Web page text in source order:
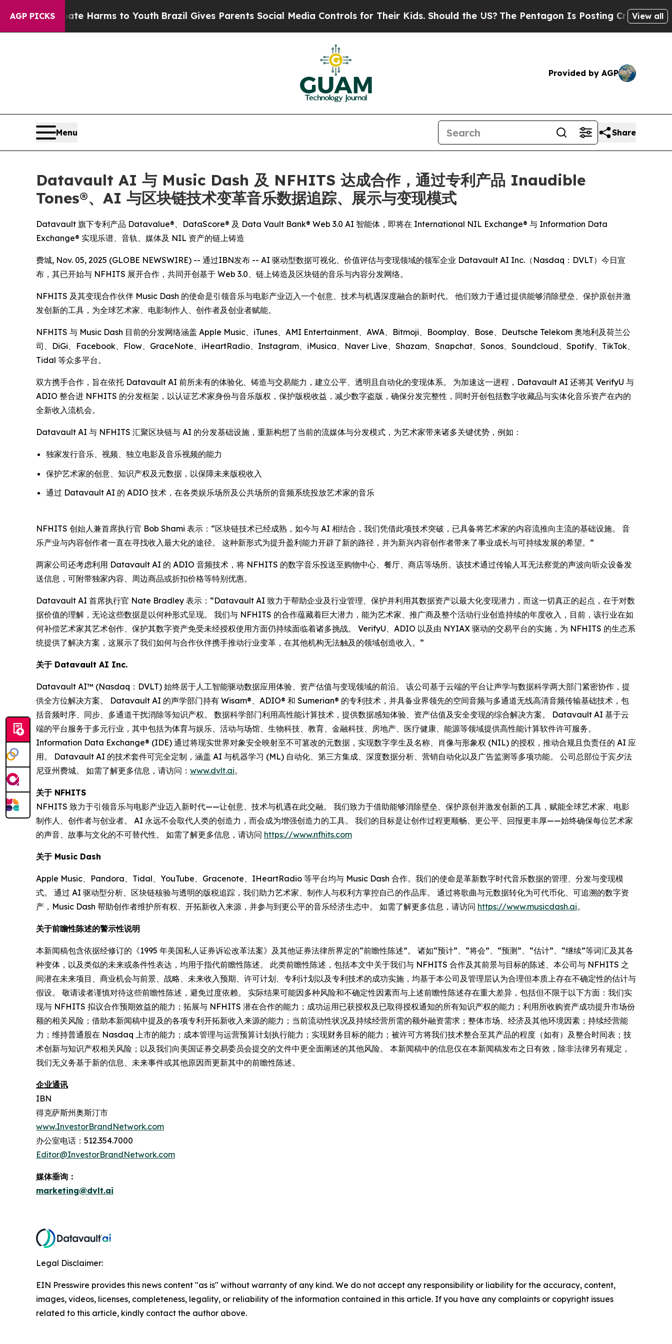
AGP PICKS
Abate Harms to YouthBrazil Gives Parents Social Media Controls for Their Kids. Should the US?The Pentagon Is Posting Cryptic BiblicalView all
Provided by AGP
Menu Share
Datavault AI 与 Music Dash 及 NFHITS 达成合作，通过专利产品 Inaudible
Tones®、AI 与区块链技术变革音乐数据追踪、展示与变现模式
Datavault 旗下专利产品 Datavalue®、DataScore® 及 Data Vault Bank® Web 3.0 AI 智能体，即将在 International NIL Exchange® 与 Information Data
Exchange® 实现乐谱、音轨、媒体及 NIL 资产的链上铸造
费城, Nov. 05, 2025 (GLOBE NEWSWIRE) -- 通过IBN发布 -- AI 驱动型数据可视化、价值评估与变现领域的领军企业 Datavault AI Inc.（Nasdaq：DVLT）今日宣
布，其已开始与 NFHITS 展开合作，共同开创基于 Web 3.0、链上铸造及区块链的音乐与内容分发网络。
NFHITS 及其变现合作伙伴 Music Dash 的使命是引领音乐与电影产业迈入一个创意、技术与机遇深度融合的新时代。 他们致力于通过提供能够消除壁垒、保护原创并激
发创新的工具，为全球艺术家、电影制作人、创作者及创业者赋能。
NFHITS 与 Music Dash 目前的分发网络涵盖 Apple Music、iTunes、AMI Entertainment、AWA、Bitmoji、Boomplay、Bose、Deutsche Telekom 奥地利及荷兰公
司、DiGi、Facebook、Flow、GraceNote、iHeartRadio、Instagram、iMusica、Naver Live、Shazam、Snapchat、Sonos、Soundcloud、Spotify、TikTok、
Tidal 等众多平台。
双方携手合作，旨在依托 Datavault AI 前所未有的体验化、铸造与交易能力，建立公平、透明且自动化的变现体系。 为加速这一进程，Datavault AI 还将其 VerifyU 与
ADIO 整合进 NFHITS 的分发框架，以认证艺术家身份与音乐版权，保护版税收益，减少数字盗版，确保分发完整性，同时开创包括数字收藏品与实体化音乐资产在内的
全新收入流机会。
Datavault AI 与 NFHITS 汇聚区块链与 AI 的分发基础设施，重新构想了当前的流媒体与分发模式，为艺术家带来诸多关键优势，例如：
独家发行音乐、视频、独立电影及音乐视频的能力
保护艺术家的创意、知识产权及元数据，以保障未来版税收入
通过 Datavault AI 的 ADIO 技术，在各类娱乐场所及公共场所的音频系统投放艺术家的音乐
NFHITS 创始人兼首席执行官 Bob Shami 表示：“区块链技术已经成熟，如今与 AI 相结合，我们凭借此项技术突破，已具备将艺术家的内容流推向主流的基础设施。 音
乐产业与内容创作者一直在寻找收入最大化的途径。 这种新形式为提升盈利能力开辟了新的路径，并为新兴内容创作者带来了事业成长与可持续发展的希望。”
两家公司还考虑利用 Datavault AI 的 ADIO 音频技术，将 NFHITS 的数字音乐投送至购物中心、餐厅、商店等场所。该技术通过传输人耳无法察觉的声波向听众设备发
送信息，可附带独家内容、周边商品或折扣价格等特别优惠。
Datavault AI 首席执行官 Nate Bradley 表示：“Datavault AI 致力于帮助企业及行业管理、保护并利用其数据资产以最大化变现潜力，而这一切真正的起点，在于对数
据价值的理解，无论这些数据是以何种形式呈现。 我们与 NFHITS 的合作蕴藏着巨大潜力，能为艺术家、推广商及整个活动行业创造持续的年度收入，目前，该行业在如
何补偿艺术家其艺术创作、保护其数字资产免受未经授权使用方面仍持续面临着诸多挑战。 VerifyU、ADIO 以及由 NYIAX 驱动的交易平台的实施，为 NFHITS 的生态系
统提供了解决方案，这展示了我们如何与合作伙伴携手推动行业变革，在其他机构无法触及的领域创造收入。”
关于 Datavault AI Inc.
Datavault AI™ (Nasdaq：DVLT) 始终居于人工智能驱动数据应用体验、资产估值与变现领域的前沿。 该公司基于云端的平台让声学与数据科学两大部门紧密协作，提
供全方位解决方案。 Datavault AI 的声学部门持有 Wisam®、ADIO® 和 Sumerian® 的专利技术，并具备业界领先的空间音频与多通道无线高清音频传输基础技术，包
括音频时序、同步、多通道干扰消除等知识产权。 数据科学部门利用高性能计算技术，提供数据感知体验、资产估值及安全变现的综合解决方案。 Datavault AI 基于云
端的平台服务于多元行业，其中包括为体育与娱乐、活动与场馆、生物科技、教育、金融科技、房地产、医疗健康、能源等领域提供高性能计算软件许可服务。
Information Data Exchange® (IDE) 通过将现实世界对象安全映射至不可篡改的元数据，实现数字孪生及名称、肖像与形象权 (NIL) 的授权，推动合规且负责任的 AI 应
用。 Datavault AI 的技术套件可完全定制，涵盖 AI 与机器学习 (ML) 自动化、第三方集成、深度数据分析、营销自动化以及广告监测等多项功能。 公司总部位于宾夕法
尼亚州费城。 如需了解更多信息，请访问： www.dvlt.ai。
关于 NFHITS
NFHITS 致力于引领音乐与电影产业迈入新时代——让创意、技术与机遇在此交融。 我们致力于借助能够消除壁垒、保护原创并激发创新的工具，赋能全球艺术家、电影
制作人、创作者与创业者。 AI 永远不会取代人类的创造力，而会成为增强创造力的工具。 我们的目标是让创作过程更顺畅、更公平、回报更丰厚——始终确保每位艺术家
的声音、故事与文化的不可替代性。 如需了解更多信息，请访问 https://www.nfhits.com
关于 Music Dash
Apple Music、Pandora、Tidal、YouTube、Gracenote、IHeartRadio 等平台均与 Music Dash 合作。我们的使命是革新数字时代音乐数据的管理、分发与变现模
式。 通过 AI 驱动型分析、区块链核验与透明的版税追踪，我们助力艺术家、制作人与权利方掌控自己的作品库。 通过将歌曲与元数据转化为可代币化、可追溯的数字资
产，Music Dash 帮助创作者维护所有权、开拓新收入来源，并参与到更公平的音乐经济生态中。 如需了解更多信息，请访问 https://www.musicdash.ai。
关于前瞻性陈述的警示性说明
本新闻稿包含依据经修订的《1995 年美国私人证券诉讼改革法案》及其他证券法律所界定的“前瞻性陈述”。 诸如“预计”、“将会”、“预测”、“估计”、“继续”等词汇及其各
种变体，以及类似的未来或条件性表达，均用于指代前瞻性陈述。 此类前瞻性陈述，包括本文中关于我们与 NFHITS 合作及其前景与目标的陈述、本公司与 NFHITS 之
间潜在未来项目、商业机会与前景、战略、未来收入预期、许可计划、专利计划以及专利技术的成功实施，均基于本公司及管理层认为合理但本质上存在不确定性的估计与
假设。 敬请读者谨慎对待这些前瞻性陈述，避免过度依赖。 实际结果可能因多种风险和不确定性因素而与上述前瞻性陈述存在重大差异，包括但不限于以下方面：我们实
现与 NFHITS 拟议合作预期效益的能力；拓展与 NFHITS 潜在合作的能力；成功运用已获授权及已取得授权通知的所有知识产权的能力；利用所收购资产成功提升市场份
额的相关风险；借助本新闻稿中提及的各项专利开拓新收入来源的能力；当前流动性状况及持续经营所需的额外融资需求；整体市场、经济及其他环境因素；持续经营能
力；维持普通股在 Nasdaq 上市的能力；成本管理与运营预算计划执行能力；实现财务目标的能力；被许可方将我们技术整合至其产品的程度（如有）及整合时间表；技
术创新与知识产权相关风险；以及我们向美国证券交易委员会提交的文件中更全面阐述的其他风险。 本新闻稿中的信息仅在本新闻稿发布之日有效，除非法律另有规定，
我们无义务基于新的信息、未来事件或其他原因而更新其中的前瞻性陈述。
企业通讯
IBN
得克萨斯州奥斯汀市
www.InvestorBrandNetwork.com
办公室电话：512.354.7000
Editor@InvestorBrandNetwork.com
媒体垂询：
marketing@dvlt.ai
Legal Disclaimer:
EIN Presswire provides this news content "as is" without warranty of any kind. We do not accept any responsibility or liability for the accuracy, content,
images, videos, licenses, completeness, legality, or reliability of the information contained in this article. If you have any complaints or copyright issues
related to this article, kindly contact the author above.